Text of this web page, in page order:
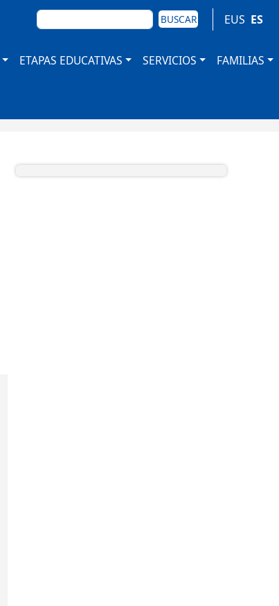
BUSCAR BUSCAR EUS ES
ETAPAS EDUCATIVAS SERVICIOS FAMILIAS